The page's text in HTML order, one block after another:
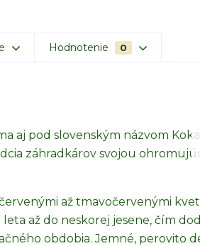
Hodnotenie 0
aj pod slovenským názvom
záhradkárov svojou
až tmavočervenými
až do neskorej jesene, čím
obdobia. Jemné, perovito